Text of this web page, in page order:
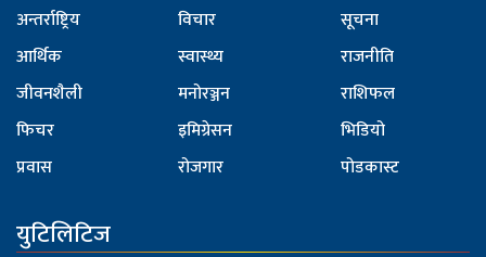
अन्तर्राष्ट्रिय
आर्थिक
जीवनशैली
फिचर
प्रवास
विचार
स्वास्थ्य
मनोरञ्जन
इमिग्रेसन
रोजगार
सूचना
राजनीति
राशिफल
भिडियो
पोडकास्ट
युटिलिटिज